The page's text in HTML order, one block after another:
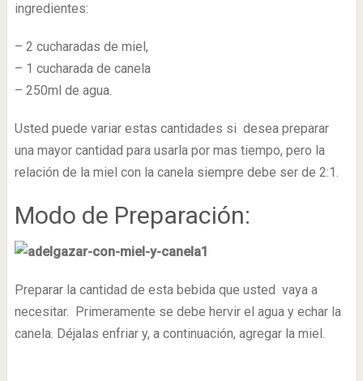
ingredientes:
– 2 cucharadas de miel,
– 1 cucharada de canela
– 250ml de agua.
Usted puede variar estas cantidades si desea preparar
una mayor cantidad para usarla por mas tiempo, pero la
relación de la miel con la canela siempre debe ser de 2:1.
Modo de Preparación:
Preparar la cantidad de esta bebida que usted vaya a
necesitar. Primeramente se debe hervir el agua y echar la
canela. Déjalas enfriar y, a continuación, agregar la miel.